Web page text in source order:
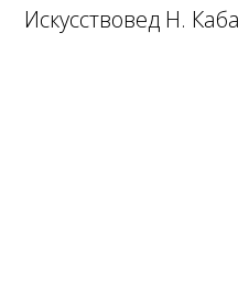
Искусствовед Н.